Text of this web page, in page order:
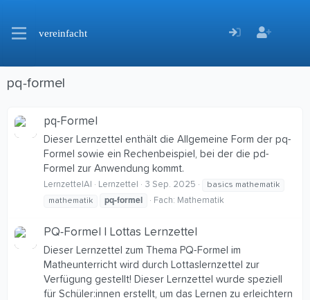
vereinfacht
pq-formel
pq-Formel
Dieser Lernzettel enthält die Allgemeine Form der pq-
Formel sowie ein Rechenbeispiel, bei der die pd-
Formel zur Anwendung kommt.
LernzettelAI Lernzettel 3 Sep. 2025
basics mathematik
mathematik
pq-formel Fach: Mathematik
PQ-Formel | Lottas Lernzettel
Dieser Lernzettel zum Thema PQ-Formel im
Matheunterricht wird durch Lottaslernzettel zur
Verfügung gestellt! Dieser Lernzettel wurde speziell
für Schüler:innen erstellt, um das Lernen zu erleichtern